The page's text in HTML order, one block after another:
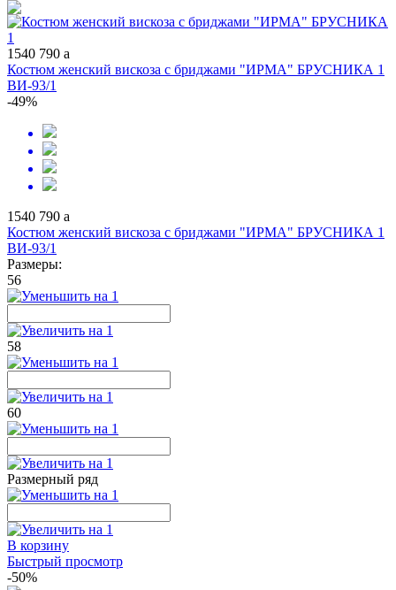
1540 790 a
Костюм женский вискоза с бриджами "ИРМА" БРУСНИКА 1
ВИ-93/1
-49%
1540 790 a
Костюм женский вискоза с бриджами "ИРМА" БРУСНИКА 1
ВИ-93/1
Размеры:
56
58
60
Размерный ряд
В корзину
Быстрый просмотр
-50%